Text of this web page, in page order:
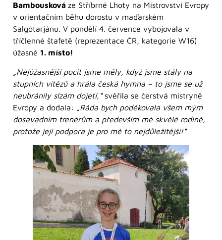
Bambousková ze Stříbrné Lhoty na Mistrovství Evropy
v orientačním běhu dorostu v maďarském
Salgótarjánu. V pondělí 4. července vybojovala v
tříčlenné štafetě (reprezentace ČR, kategorie W16)
úžasné 1. místo!
„Nejúžasnější pocit jsme měly, když jsme stály na
stupních vítězů a hrála česká hymna – to jsme se už
neubránily slzám dojetí,“svěřila se čerstvá mistryně
Evropy a dodala: „Ráda bych poděkovala všem mým
dosavadním trenérům a především mé skvělé rodině,
protože její podpora je pro mě to nejdůležitější!“